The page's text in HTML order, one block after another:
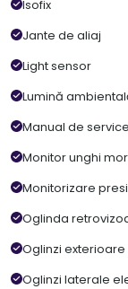
Isofix
Jante de aliaj
Light sensor
Lumină
Manual de service
Monitor unghi
Monitorizare
Oglinda
Oglinzi
Oglinzi laterale